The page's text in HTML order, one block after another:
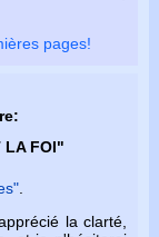
pages!
LA FOI"
la clarté,